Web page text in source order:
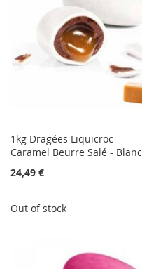
1kg Dragées Liquicroc
Caramel Beurre Salé - Blanc
24,49 €
Out of stock